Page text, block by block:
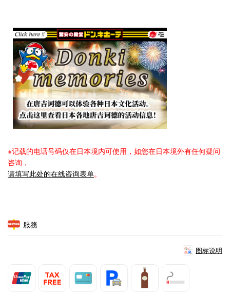
※记载的电话号码仅在日本境内可使用，如您在日本境外有任何疑问
咨询，
请填写此处的在线咨询表单。
服務
图标说明